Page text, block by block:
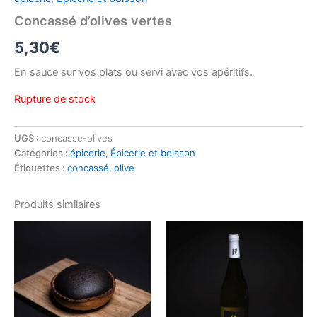
Concassé d’olives vertes
5,30€
En sauce sur vos plats ou servi avec vos apéritifs.
Rupture de stock
UGS : concasse-olives
Catégories : épicerie, Épicerie et boisson
Étiquettes : concassé, olive
Produits similaires